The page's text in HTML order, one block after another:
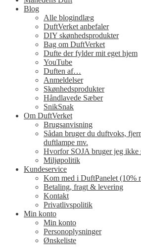
Blog
Alle blogindlæg
DuftVerket anbefaler
DIY skønhedsprodukter
Bag om DuftVerket
Dufte der fylder mit eget hjem
YouTube
Duften af…
Anmeldelser
Skønhedsprodukter
Håndlavede Sæber
SnikSnak
Om DuftVerket
Brugsanvisning
Sådan bruger du duftvoks,
duftlampe mv.
Hvorfor SOJA bruger jeg ikke
Miljøpolitik
Kundeservice
Kom med i DuftPanelet (10%
Betaling, fragt & levering
Kontakt
Privatlivspolitik
Min konto
Min konto
Personoplysninger
Ønskeliste